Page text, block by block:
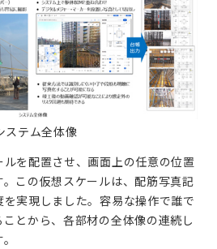
ステム全体像
を配置させ、画面上の任意の位置
この仮想スケールは、配筋写真記
実現しました。容易な操作で誰で
とから、各部材の全体像の連続し